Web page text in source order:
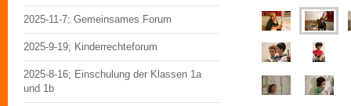
2025-11-7; Gemeinsames Forum
2025-9-19; Kinderrechteforum
2025-8-16; Einschulung der Klassen 1a
und 1b